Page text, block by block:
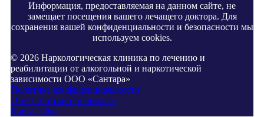
Информация, предоставляемая на данном сайте, не
замещает посещения вашего лечащего доктора. Для
сохранения вашей конфиденциальности и безопасности мы
используем cookies.
© 2026 Наркологическая клиника по лечению и
реабилитации от алкогольной и наркотической
зависимости ООО «Сантара»
Политика конфиденциальности
Отказ от ответственности
Карта сайта